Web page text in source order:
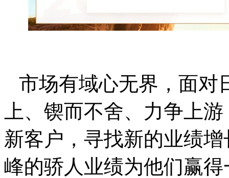
市场有域心无界，面对
上、锲而不舍、力争上
新客户，寻找新的业绩
峰的骄人业绩为他们赢